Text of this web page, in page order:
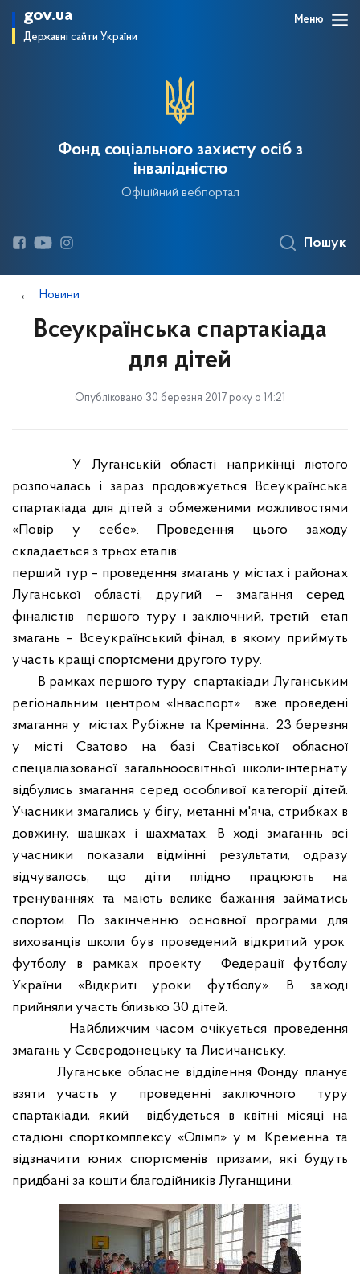
gov.ua
Державні сайти України
Меню
Фонд соціального захисту осіб з
інвалідністю
Офіційний вебпортал
Пошук
Новини
Всеукраїнська спартакіада
для дітей
Опубліковано 30 березня 2017 року о 14:21
У Луганській області наприкінці лютого
розпочалась і зараз продовжується Всеукраїнська
спартакіада для дітей з обмеженими можливостями
«Повір у себе». Проведення цього заходу
складається з трьох етапів:
перший тур – проведення змагань у містах і районах
Луганської області, другий – змагання серед
фіналістів
першого туру і заключний, третій
етап
змагань – Всеукраїнський фінал, в якому приймуть
участь кращі спортсмени другого туру.
В рамках першого туру спартакіадиЛуганським
регіональним центром «Інваспорт»
вже проведені
змагання у
містах Рубіжне та Кремінна. 23 березня
у місті Сватово на базі Сватівської обласної
спеціаліазованої загальноосвітньої школи-інтернату
відбулись змагання серед особливої категорії дітей.
Учасники змагались у бігу, метанні м'яча, стрибках в
довжину, шашках і шахматах.
В ході змаганнь всі
учасники показали відмінні результати, одразу
відчувалось, щодіти плідно працюють на
тренуваннях та мають велике бажання займатись
спортом. По закінченню основної програми для
вихованців школи був проведений відкритий урок
футболу в рамках проекту
Федерації футболу
України «Відкриті уроки футболу». В заході
прийняли участь близько 30 дітей.
Найближчим часомочікується проведення
змагань у Сєвєродонецьку та Лисичанську.
Луганське обласне відділення Фонду планує
взяти участь у
проведенні заключного
туру
спартакіади, який
відбудеться в квітні місяці на
стадіоні спорткомплексу «Олімп» у м. Кременна та
відзначити юних спортсменів призами, які будуть
придбані за кошти благодійників Луганщини.